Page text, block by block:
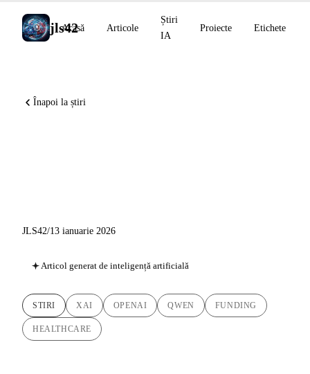
jls42
Acasă Articole
Știri
IA
Proiecte Etichete
Înapoi la știri
JLS42/13 ianuarie 2026
Articol generat de inteligență artificială
STIRI XAI OPENAI QWEN FUNDING
HEALTHCARE